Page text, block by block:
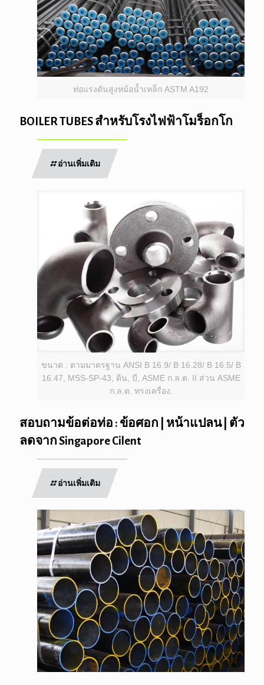
ท่อแรงดันสูงหม้อน้ำเหล็ก ASTM A192
BOILER TUBES สำหรับโรงไฟฟ้าโมร็อกโก
อ่านเพิ่มเติม
ขนาด : ตามมาตรฐาน ANSI B 16.9/ B 16.28/ B 16.5/ B
16.47, MSS-SP-43, ดิน, บี, ASME ก.ล.ต. II ส่วน ASME
ก.ล.ต. ทรงเครื่อง.
สอบถามข้อต่อท่อ : ข้อศอก | หน้าแปลน | ตัว
ลดจาก Singapore Cilent
อ่านเพิ่มเติม